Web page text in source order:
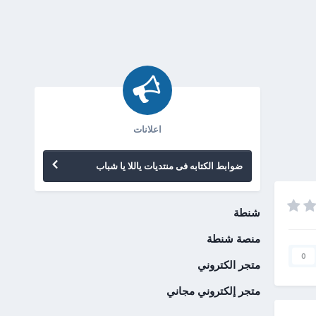
0
اعلانات
ضوابط الكتابه فى منتديات ياللا يا شباب
شنطة
منصة شنطة
متجر الكتروني
متجر إلكتروني مجاني